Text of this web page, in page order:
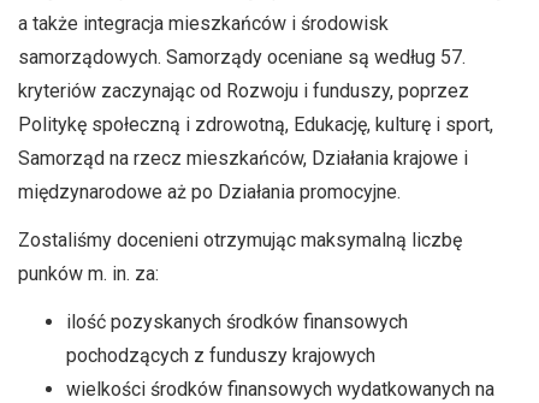
a także integracja mieszkańców i środowisk
samorządowych. Samorządy oceniane są według 57.
kryteriów zaczynając od Rozwoju i funduszy, poprzez
Politykę społeczną i zdrowotną, Edukację, kulturę i sport,
Samorząd na rzecz mieszkańców, Działania krajowe i
międzynarodowe aż po Działania promocyjne.
Zostaliśmy docenieni otrzymując maksymalną liczbę
punków m. in. za:
ilość pozyskanych środków finansowych
pochodzących z funduszy krajowych
wielkości środków finansowych wydatkowanych na